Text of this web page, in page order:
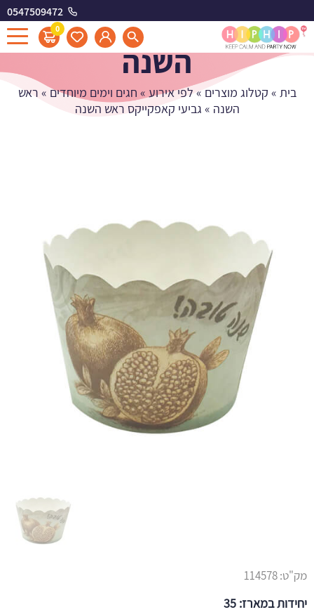
0547509472
0
גביעי קאפקייקס ראש
השנה
בית » קטלוג מוצרים » לפי אירוע » חגים וימים מיוחדים» ראש
השנה » גביעי קאפקייקס ראש השנה
מק"ט:114578
יחידות במארז: 35